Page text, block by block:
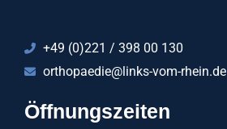
+49 (0)221 / 398 00 130
orthopaedie@links-vom-rhein.de
Öffnungszeiten